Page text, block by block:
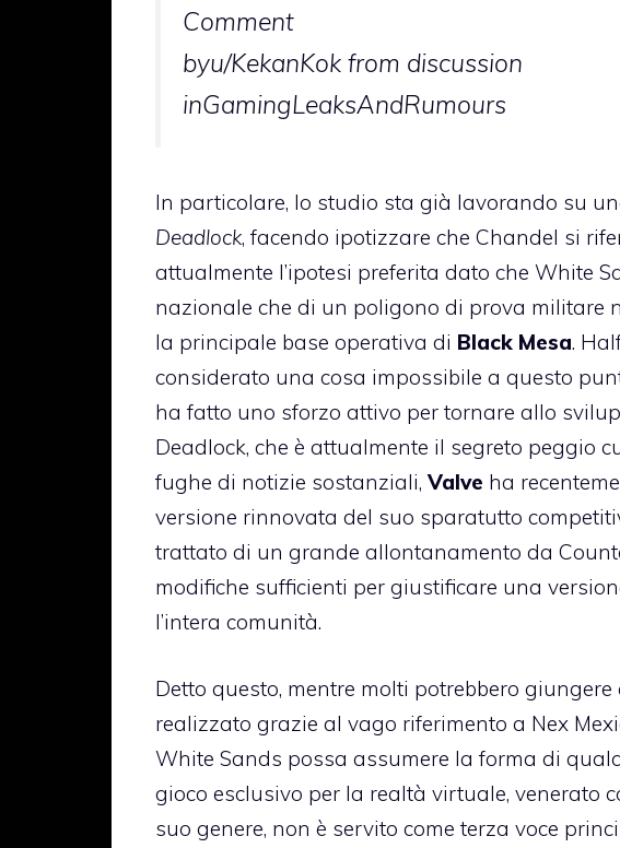
Comment
byu/KekanKok from discussion
inGamingLeaksAndRumours
In particolare, lo studio sta già lavorando su
Deadlock, facendo ipotizzare che Chandel si
attualmente l’ipotesi preferita dato che White
nazionale che di un poligono di prova militare
la principale base operativa di Black Mesa.
considerato una cosa impossibile a questo
ha fatto uno sforzo attivo per tornare allo
Deadlock, che è attualmente il segreto peggio
fughe di notizie sostanziali,Valve ha
versione rinnovata del suo sparatutto
trattato di un grande allontanamento da
modifiche sufficienti per giustificare una
l’intera comunità.
Detto questo, mentre molti potrebbero
realizzato grazie al vago riferimento a Nex
White Sands possa assumere la forma di
gioco esclusivo per la realtà virtuale, venerato
suo genere, non è servito come terza voce